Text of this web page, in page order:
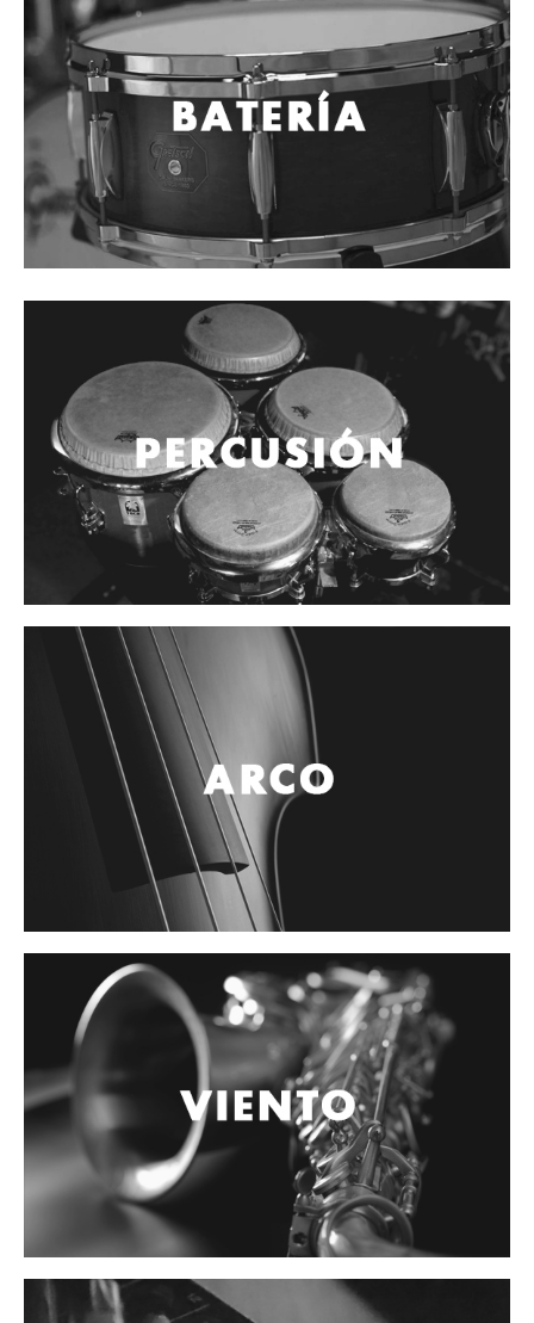
Cables
Audio Profesional
Columnas pasivas
Columnas activas
Amplificadores
Consolas mezcladoras
Procesadores y efectos
Interfaz para grabación
Audífonos y monitoreo personal
Estantes y soportes
Instalaciones y publicidad
Accesorios
Tornamesa
Mezcladora
Interfaz
Audifonos
Accesorios
Luces y Escenario
Strobos
Maquinas de humo y escenario
Controladores
Accesorios
Instrumento
Micrófono
Video y USB